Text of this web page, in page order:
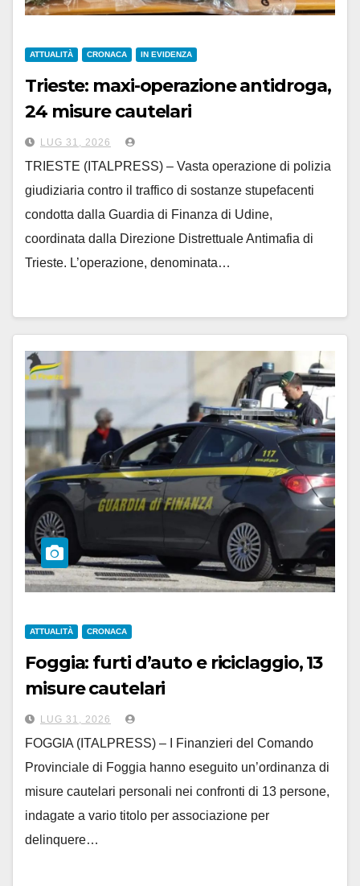
ATTUALITÀ CRONACA IN EVIDENZA
Trieste: maxi-operazione antidroga,
24 misure cautelari
LUG 31, 2026
TRIESTE (ITALPRESS) – Vasta operazione di polizia
giudiziaria contro il traffico di sostanze stupefacenti
condotta dalla Guardia di Finanza di Udine,
coordinata dalla Direzione Distrettuale Antimafia di
Trieste. L’operazione, denominata…
ATTUALITÀ CRONACA
Foggia: furti d’auto e riciclaggio, 13
misure cautelari
LUG 31, 2026
FOGGIA (ITALPRESS) – I Finanzieri del Comando
Provinciale di Foggia hanno eseguito un’ordinanza di
misure cautelari personali nei confronti di 13 persone,
indagate a vario titolo per associazione per
delinquere…